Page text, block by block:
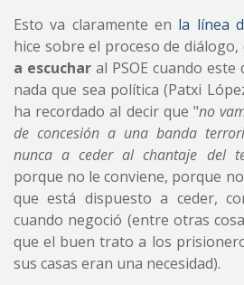
Esto va claramente en la línea
hice sobre el proceso de diálogo,
a escuchar al PSOE cuando
nada que sea política (Patxi
ha recordado al decir que "no
de concesión a una banda
nunca a ceder al chantaje del
porque no le conviene, porque
que está dispuesto a ceder,
cuando negoció (entre otras
que el buen trato a los
sus casas eran una necesidad).